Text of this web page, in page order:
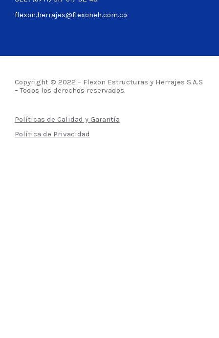
flexon.herrajes@flexoneh.com.co
Copyright © 2022 – Flexon Estructuras y Herrajes S.A.S
– Todos los derechos reservados.
Políticas de Calidad y Garantía
Política de Privacidad